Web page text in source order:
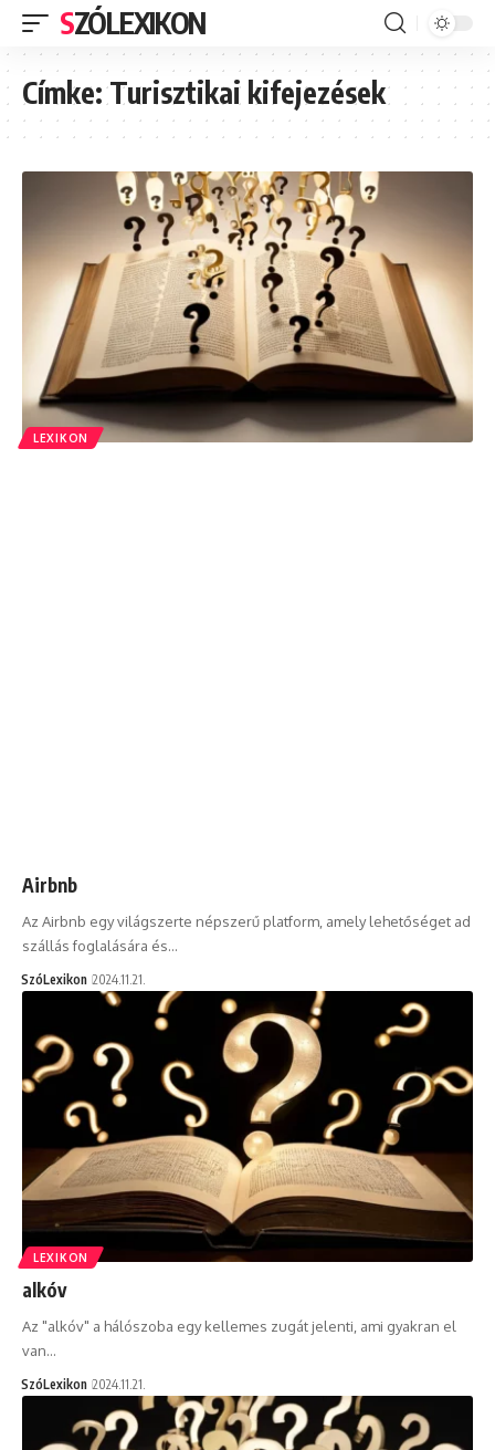
SZÓLEXIKON
Címke:Turisztikai kifejezések
LEXIKON
Airbnb
Az Airbnb egy világszerte népszerű platform, amely lehetőséget ad
szállás foglalására és…
SzóLexikon 2024.11.21.
LEXIKON
alkóv
Az "alkóv" a hálószoba egy kellemes zugát jelenti, ami gyakran el
van…
SzóLexikon 2024.11.21.